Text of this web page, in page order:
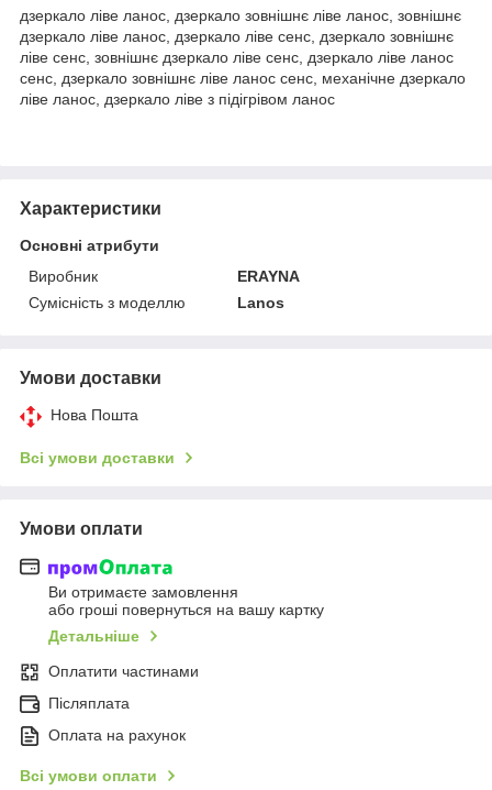
дзеркало ліве ланос, дзеркало зовнішнє ліве ланос, зовнішнє
дзеркало ліве ланос, дзеркало ліве сенс, дзеркало зовнішнє
ліве сенс, зовнішнє дзеркало ліве сенс, дзеркало ліве ланос
сенс, дзеркало зовнішнє ліве ланос сенс, механічне дзеркало
ліве ланос, дзеркало ліве з підігрівом ланос
Характеристики
Основні атрибути
Виробник
ERAYNA
Сумісність з моделлю
Lanos
Умови доставки
Нова Пошта
Всі умови доставки
Умови оплати
Ви отримаєте замовлення
або гроші повернуться на вашу картку
Детальніше
Оплатити частинами
Післяплата
Оплата на рахунок
Всі умови оплати